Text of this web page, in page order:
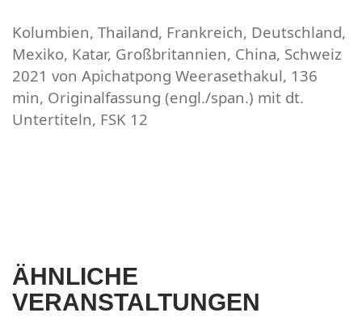
Kolumbien, Thailand, Frankreich, Deutschland,
Mexiko, Katar, Großbritannien, China, Schweiz
2021 von Apichatpong Weerasethakul, 136
min, Originalfassung (engl./span.) mit dt.
Untertiteln, FSK 12
ÄHNLICHE
VERANSTALTUNGEN